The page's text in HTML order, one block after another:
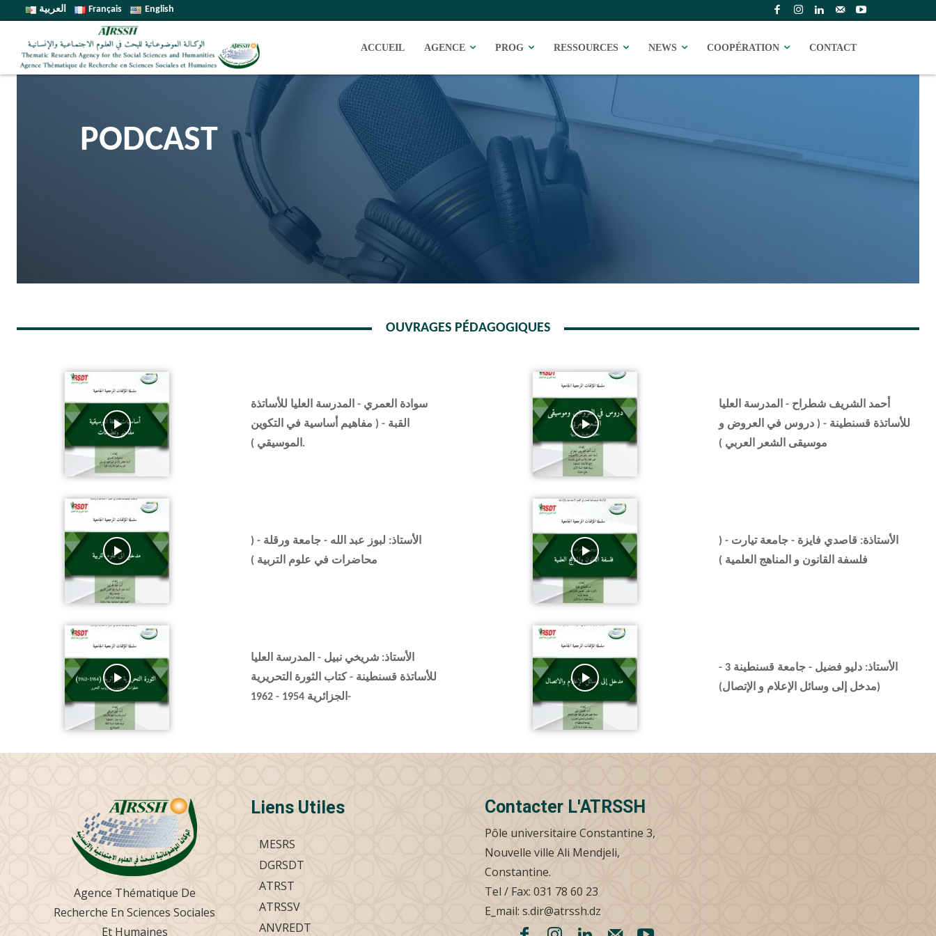
العربية Français English
ACCUEIL AGENCE PROG RESSOURCES NEWS COOPÉRATION CONTACT
PODCAST
OUVRAGES PÉDAGOGIQUES
سوادة العمري - المدرسة العليا للأساتذة
القبة - ( مفاهيم أساسية في التكوين
الموسيقي ).
أحمد الشريف شطراح - المدرسة العليا
للأساتذة قسنطينة - ( دروس في العروض و
موسيقى الشعر العربي )
الأستاذ: لبوز عبد الله - جامعة ورقلة - (
محاضرات في علوم التربية )
الأستاذة: قاصدي فايزة - جامعة تيارت - (
فلسفة القانون و المناهج العلمية )
الأستاذ: شريخي نبيل - المدرسة العليا
للأساتذة قسنطينة - كتاب الثورة التحريرية
الجزائرية 1954 - 1962-
الأستاذ: دليو فضيل - جامعة قسنطينة 3 -
(مدخل إلى وسائل الإعلام و الإتصال)
Agence Thématique De
Recherche En Sciences Sociales
Et Humaines
Liens Utiles
MESRS
DGRSDT
ATRST
ATRSSV
ANVREDT
Contacter L'ATRSSH
Pôle universitaire Constantine 3,
Nouvelle ville Ali Mendjeli,
Constantine.
Tel / Fax: 031 78 60 23
E_mail: s.dir@atrssh.dz